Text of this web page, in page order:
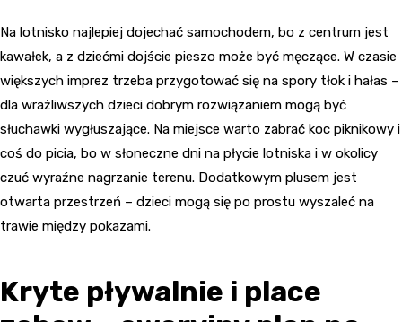
Na lotnisko najlepiej dojechać samochodem, bo z centrum jest
kawałek, a z dziećmi dojście pieszo może być męczące. W czasie
większych imprez trzeba przygotować się na spory tłok i hałas –
dla wrażliwszych dzieci dobrym rozwiązaniem mogą być
słuchawki wygłuszające. Na miejsce warto zabrać koc piknikowy i
coś do picia, bo w słoneczne dni na płycie lotniska i w okolicy
czuć wyraźne nagrzanie terenu. Dodatkowym plusem jest
otwarta przestrzeń – dzieci mogą się po prostu wyszaleć na
trawie między pokazami.
Kryte pływalnie i place